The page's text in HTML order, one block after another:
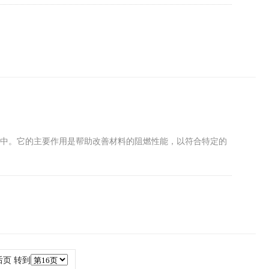
。它的主要作用是帮助改善材料的阻燃性能，以符合特定的
页 转到